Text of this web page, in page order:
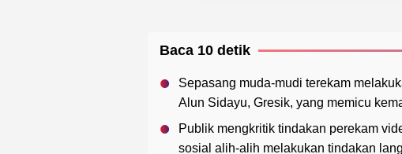
Baca 10 detik
Sepasang muda-mudi terekam
Alun Sidayu, Gresik, yang memicu
Publik mengkritik tindakan perekam
sosial alih-alih melakukan tindakan